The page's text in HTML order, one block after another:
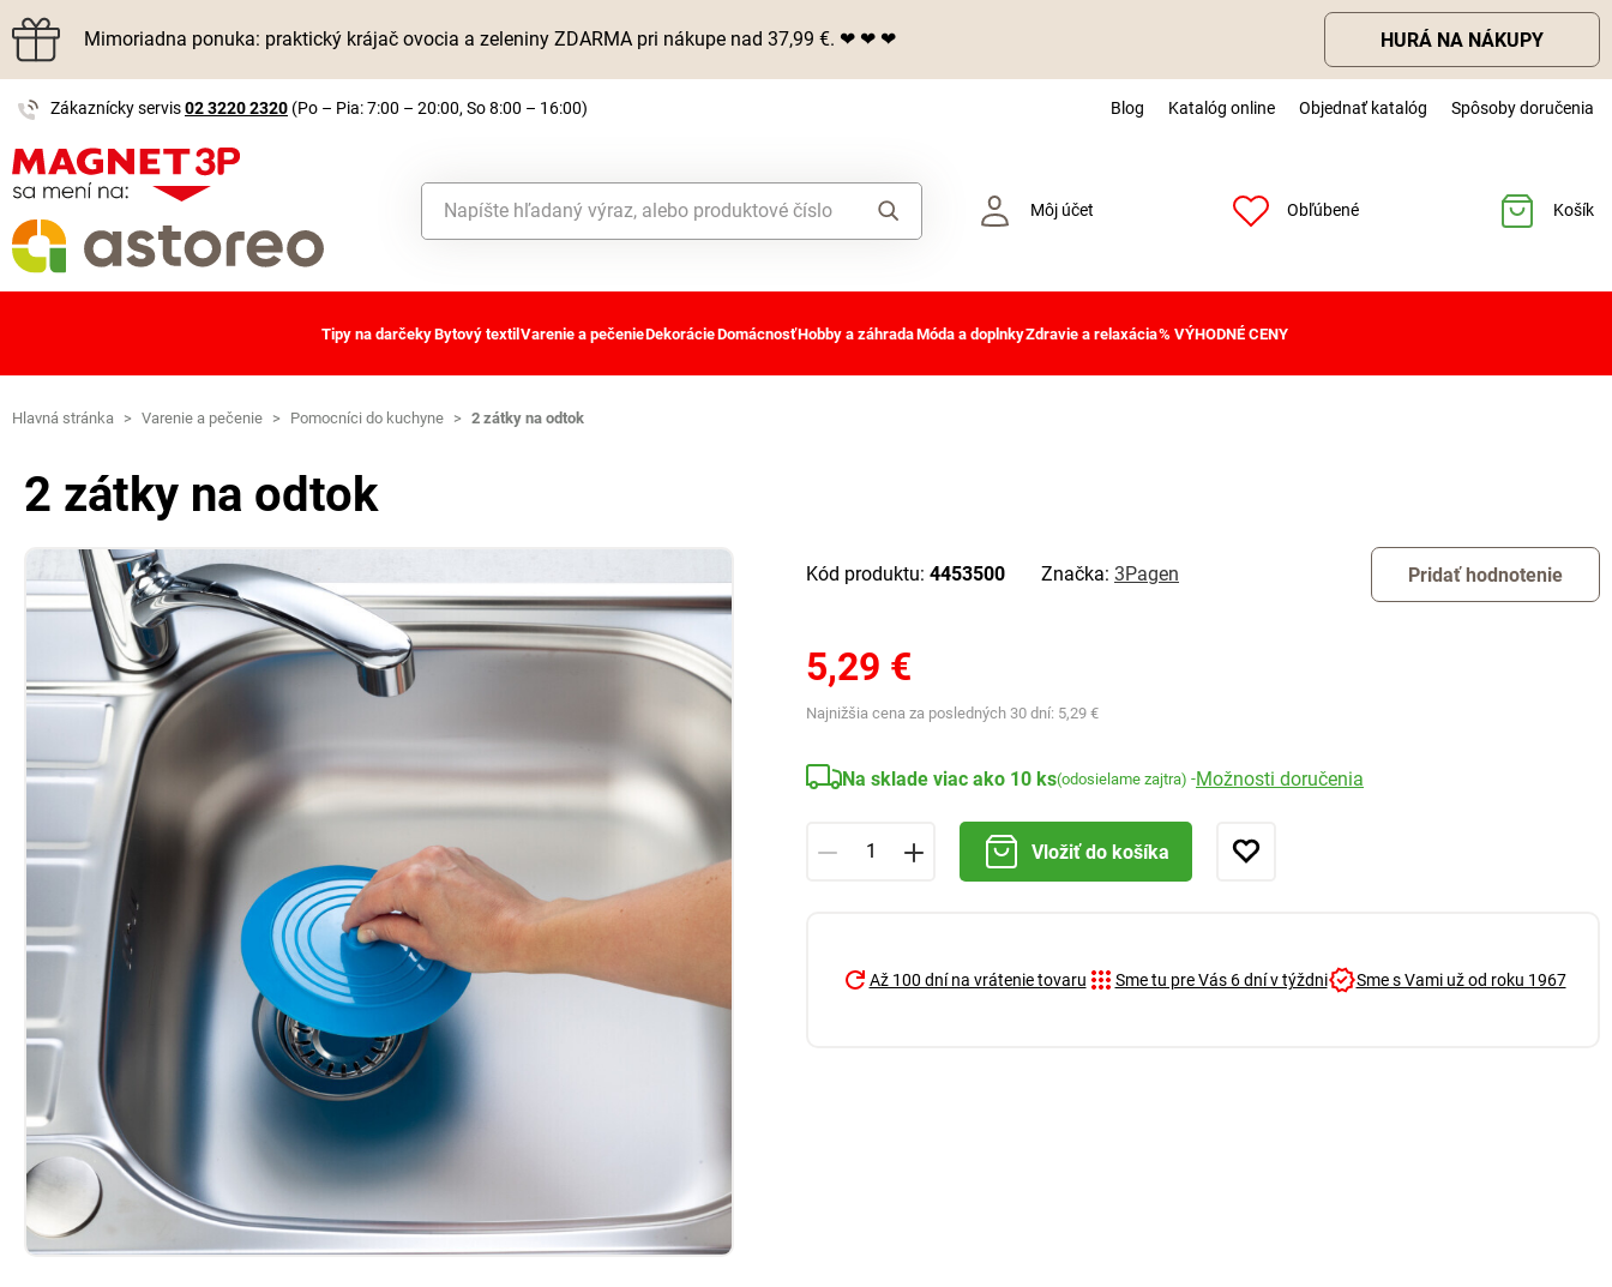
Mimoriadna ponuka: praktický krájač ovocia a zeleniny ZDARMA pri nákupe nad 37,99 €. ❤ ❤ ❤ HURÁ NA NÁKUPY
Zákaznícky servis02 3220 2320 (Po – Pia: 7:00 – 20:00, So 8:00 – 16:00) Blog Katalóg online Objednať katalóg Spôsoby doručenia
Môj účet Obľúbené Košík
Tipy na darčekyBytový textil Varenie a pečenieDekorácieDomácnosťHobby a záhradaMóda a doplnkyZdravie a relaxácia% VÝHODNÉ CENY
Hlavná stránka > Varenie a pečenie > Pomocníci do kuchyne > 2 zátky na odtok
2 zátky na odtok
Kód produktu: 4453500 Značka: 3Pagen Pridať hodnotenie
5,29 €
Najnižšia cena za posledných 30 dní: 5,29 €
Na sklade viac ako 10 ks(odosielame zajtra) -Možnosti doručenia
Vložiť do košíka
Až 100 dní na vrátenie tovaru Sme tu pre Vás 6 dní v týždni Sme s Vami už od roku 1967